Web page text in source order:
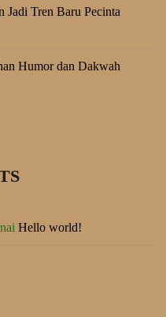
Jadi Tren Baru Pecinta
Humor dan Dakwah
Hello world!